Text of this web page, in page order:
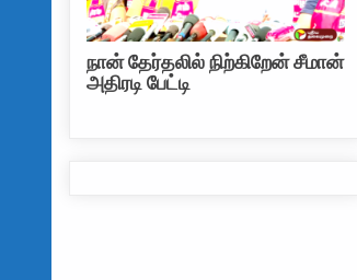
நான் தேர்தலில் நிற்கிறேன் சீமான்
அதிரடி பேட்டி